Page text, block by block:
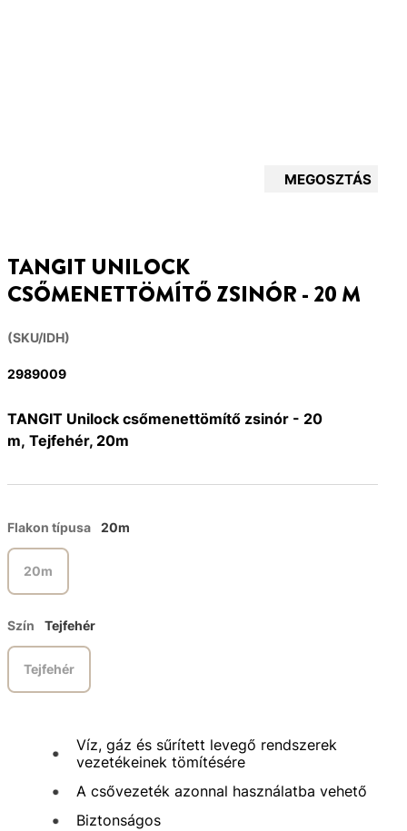
MEGOSZTÁS
TANGIT UNILOCK
CSŐMENETTÖMÍTŐ ZSINÓR - 20 M
(SKU/IDH)
2989009
TANGIT Unilock csőmenettömítő zsinór - 20
m, Tejfehér, 20m
Flakon típusa 20m
20m
Szín Tejfehér
Tejfehér
Víz, gáz és sűrített levegő rendszerek
vezetékeinek tömítésére
A csővezeték azonnal használatba vehető
Biztonságos